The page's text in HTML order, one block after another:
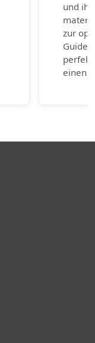
und
zur
Guide
einen